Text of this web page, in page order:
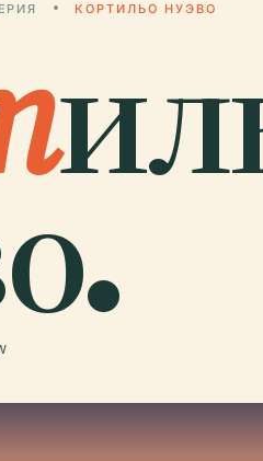
КОРТИЛЬО НУЭВО